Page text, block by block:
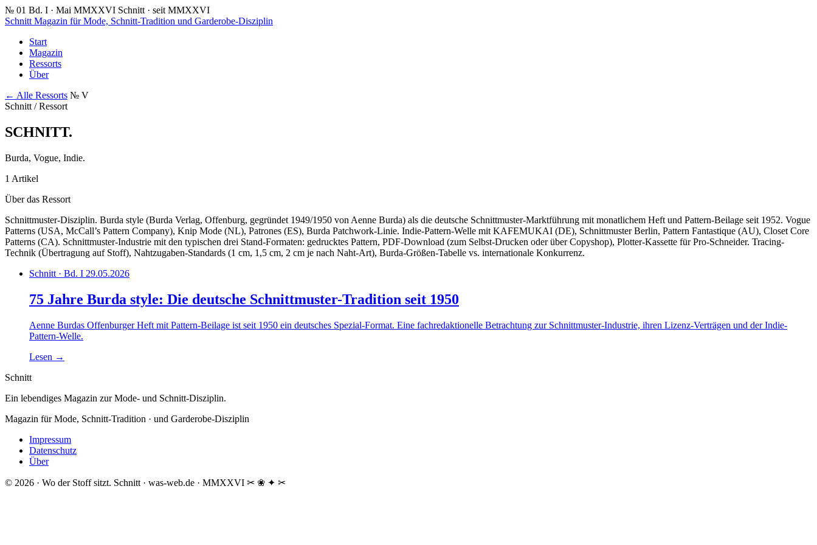
№ 01 Bd. I · Mai MMXXVI Schnitt · seit MMXXVI
Schnitt Magazin für Mode, Schnitt-Tradition und Garderobe-Disziplin
Start
Magazin
Ressorts
Über
← Alle Ressorts № V
Schnitt / Ressort
SCHNITT.
Burda, Vogue, Indie.
1 Artikel
Über das Ressort
Schnittmuster-Disziplin. Burda style (Burda Verlag, Offenburg, gegründet 1949/1950 von Aenne Burda) als die deutsche Schnittmuster-Marktführung mit monatlichem Heft und Pattern-Beilage seit 1952. Vogue
Patterns (USA, McCall’s Pattern Company), Knip Mode (NL), Patrones (ES), Burda Patchwork-Linie. Indie-Pattern-Welle mit KAFEMUKAI (DE), Schnittmuster Berlin, Pattern Fantastique (AU), Closet Core
Patterns (CA). Schnittmuster-Industrie mit den typischen drei Stand-Formaten: gedrucktes Pattern, PDF-Download (zum Selbst-Drucken oder über Copyshop), Plotter-Kassette für Pro-Schneider. Tracing-
Technik (Übertragung auf Stoff), Nahtzugaben-Standards (1 cm, 1,5 cm, 2 cm je nach Naht-Art), Burda-Größen-Tabelle vs. internationale Konkurrenz.
Schnitt · Bd. I 29.05.2026
75 Jahre Burda style: Die deutsche Schnittmuster-Tradition seit 1950
Aenne Burdas Offenburger Heft mit Pattern-Beilage ist seit 1950 ein deutsches Spezial-Format. Eine fachredaktionelle Betrachtung zur Schnittmuster-Industrie, ihren Lizenz-Verträgen und der Indie-
Pattern-Welle.
Lesen →
Schnitt
Ein lebendiges Magazin zur Mode- und Schnitt-Disziplin.
Magazin für Mode, Schnitt-Tradition · und Garderobe-Disziplin
Impressum
Datenschutz
Über
© 2026 · Wo der Stoff sitzt. Schnitt · was-web.de · MMXXVI ✂ ❀ ✦ ✂